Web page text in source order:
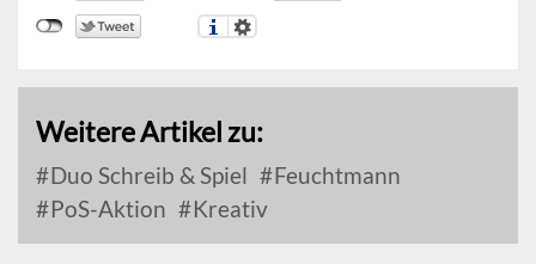
Weitere Artikel zu:
Duo Schreib & Spiel
Feuchtmann
PoS-Aktion
Kreativ